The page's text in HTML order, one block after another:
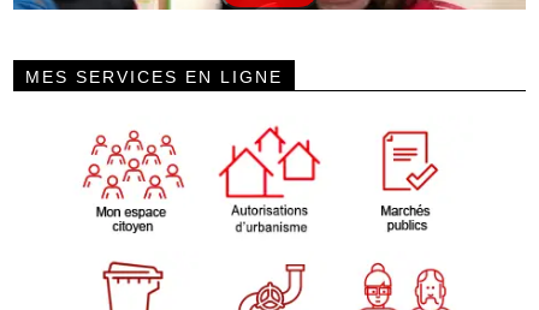
MES SERVICES EN LIGNE